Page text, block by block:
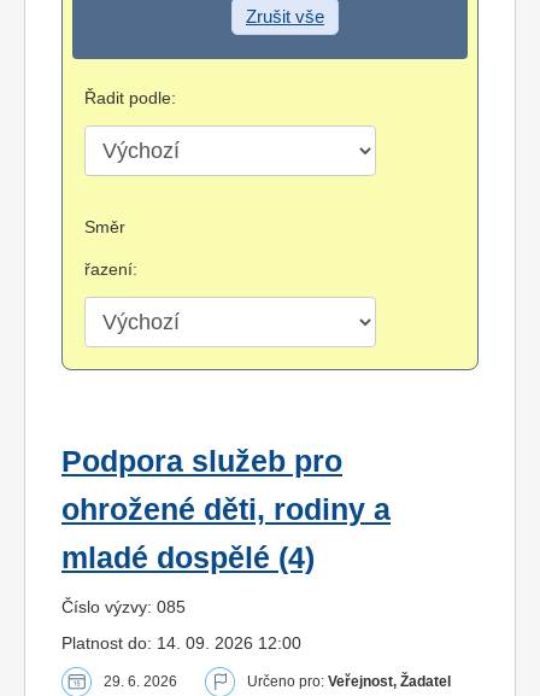
Zrušit vše
Řadit podle:
Směr
řazení:
Podpora služeb pro
ohrožené děti, rodiny a
mladé dospělé (4)
Číslo výzvy: 085
Platnost do: 14. 09. 2026 12:00
29. 6. 2026 Určeno pro: Veřejnost, Žadatel